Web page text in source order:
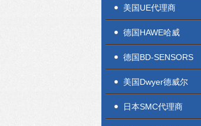
美国UE代理商
德国HAWE哈威
德国BD-SENSORS
美国Dwyer德威尔
日本SMC代理商